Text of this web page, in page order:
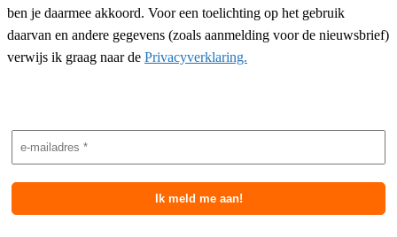
ben je daarmee akkoord. Voor een toelichting op het gebruik
daarvan en andere gegevens (zoals aanmelding voor de nieuwsbrief)
verwijs ik graag naar de Privacyverklaring.